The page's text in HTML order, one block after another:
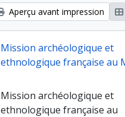
Aperçu avant impression
Mission archéologique et
ethnologique française au
Mission archéologique et
ethnologique française au